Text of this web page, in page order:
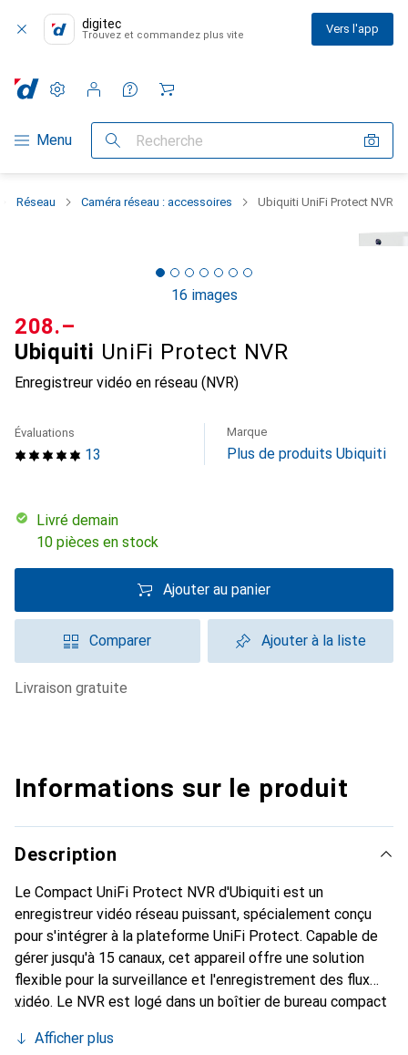
digitec
Trouvez et commandez plus vite Vers l'app
Navigation par catégorie
Menu Recherche
Paramètres
Compte client
Listes de comparaison
Listes d'envies
Panier
Réseau Caméra réseau : accessoires Ubiquiti UniFi Protect NVR
16 images
Ubiquiti UniFi Protect NVR
Enregistreur vidéo en réseau (NVR)
CHF
208.–
13
Évaluations Marque
Plus de produits Ubiquiti
Livré demain
10 pièces en stock
Ajouter au panier
Comparer Ajouter à la liste
livraison gratuite
Informations sur le produit
Description
Le Compact UniFi Protect NVR d'Ubiquiti est un
enregistreur vidéo réseau puissant, spécialement conçu
pour s'intégrer à la plateforme UniFi Protect. Capable de
gérer jusqu'à 15 canaux, cet appareil offre une solution
flexible pour la surveillance et l'enregistrement des flux
vidéo. Le NVR est logé dans un boîtier de bureau compact
pouces, ce qui permet une extension facile de l'espace de
Afficher plus